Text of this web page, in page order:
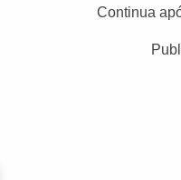
Continua